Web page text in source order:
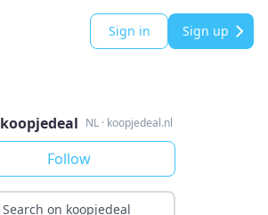
Sign in Sign up
koopjedeal NL · koopjedeal.nl
Follow